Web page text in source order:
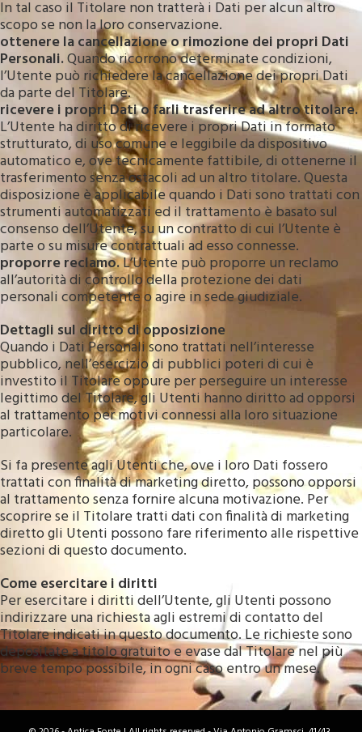
In tal caso il Titolare non tratterà i Dati per alcun altro
scopo se non la loro conservazione.
ottenere la cancellazione o rimozione dei propri Dati
Personali.Quando ricorrono determinate condizioni,
l’Utente può richiedere la cancellazione dei propri Dati
da parte del Titolare.
ricevere i propri Dati o farli trasferire ad altro titolare.
L’Utente ha diritto di ricevere i propri Dati in formato
strutturato, di uso comune e leggibile da dispositivo
automatico e, ove tecnicamente fattibile, di ottenerne il
trasferimento senza ostacoli ad un altro titolare. Questa
disposizione è applicabile quando i Dati sono trattati con
strumenti automatizzati ed il trattamento è basato sul
consenso dell’Utente, su un contratto di cui l’Utente è
parte o su misure contrattuali ad esso connesse.
proporre reclamo.L’Utente può proporre un reclamo
all’autorità di controllo della protezione dei dati
personali competente o agire in sede giudiziale.
Dettagli sul diritto di opposizione
Quando i Dati Personali sono trattati nell’interesse
pubblico, nell’esercizio di pubblici poteri di cui è
investito il Titolare oppure per perseguire un interesse
legittimo del Titolare, gli Utenti hanno diritto ad opporsi
al trattamento per motivi connessi alla loro situazione
particolare.
Si fa presente agli Utenti che, ove i loro Dati fossero
trattati con finalità di marketing diretto, possono opporsi
al trattamento senza fornire alcuna motivazione. Per
scoprire se il Titolare tratti dati con finalità di marketing
diretto gli Utenti possono fare riferimento alle rispettive
sezioni di questo documento.
Come esercitare i diritti
Per esercitare i diritti dell’Utente, gli Utenti possono
indirizzare una richiesta agli estremi di contatto del
Titolare indicati in questo documento. Le richieste sono
depositate a titolo gratuito e evase dal Titolare nel più
breve tempo possibile, in ogni caso entro un mese.